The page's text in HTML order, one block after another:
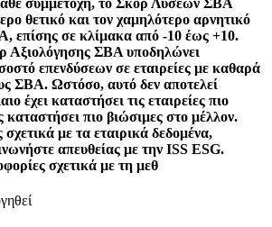
συμμετοχή, το Σκορ Λύσεων ΣΒΑ
θετικό και τον χαμηλότερο αρνητικό
επίσης σε κλίμακα από -10 έως +10.
Αξιολόγησης ΣΒΑ υποδηλώνει
επενδύσεων σε εταιρείες με καθαρά
ΣΒΑ. Ωστόσο, αυτό δεν αποτελεί
έχει καταστήσει τις εταιρείες πιο
καταστήσει πιο βιώσιμες στο μέλλον.
με τα εταιρικά δεδομένα,
απευθείας με την ISS ESG.
σχετικά με τη μεθ